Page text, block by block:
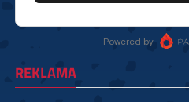
REKLAMA